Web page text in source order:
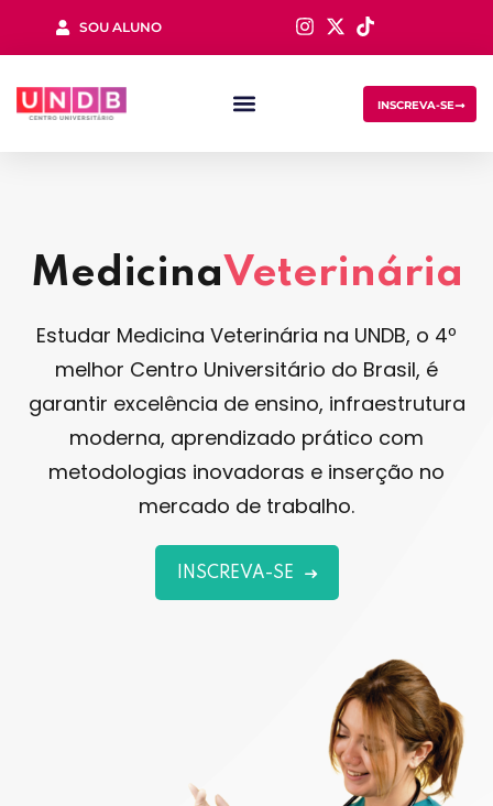
SOU ALUNO
INSCREVA-SE
MedicinaVeterinária
Estudar Medicina Veterinária na UNDB, o 4º
melhor Centro Universitário do Brasil, é
garantir excelência de ensino, infraestrutura
moderna, aprendizado prático com
metodologias inovadoras e inserção no
mercado de trabalho.
INSCREVA-SE